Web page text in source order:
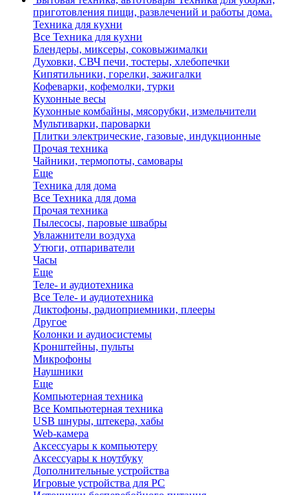
приготовления пищи, развлечений и работы дома.
Техника для кухни
Все Техника для кухни
Блендеры, миксеры, соковыжималки
Духовки, СВЧ печи, тостеры, хлебопечки
Кипятильники, горелки, зажигалки
Кофеварки, кофемолки, турки
Кухонные весы
Кухонные комбайны, мясорубки, измельчители
Мультиварки, пароварки
Плитки электрические, газовые, индукционные
Прочая техника
Чайники, термопоты, самовары
Еще
Техника для дома
Все Техника для дома
Прочая техника
Пылесосы, паровые швабры
Увлажнители воздуха
Утюги, отпариватели
Часы
Еще
Теле- и аудиотехника
Все Теле- и аудиотехника
Диктофоны, радиоприемники, плееры
Другое
Колонки и аудиосистемы
Кронштейны, пульты
Микрофоны
Наушники
Еще
Компьютерная техника
Все Компьютерная техника
USB шнуры, штекера, хабы
Web-камера
Аксессуары к компьютеру
Аксессуары к ноутбуку
Дополнительные устройства
Игровые устройства для PC